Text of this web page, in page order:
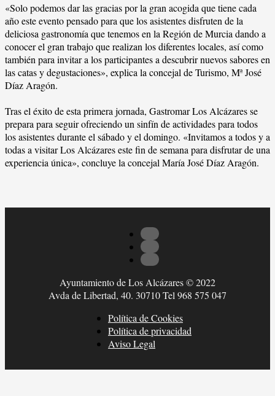
«Solo podemos dar las gracias por la gran acogida que tiene cada
año este evento pensado para que los asistentes disfruten de la
deliciosa gastronomía que tenemos en la Región de Murcia dando a
conocer el gran trabajo que realizan los diferentes locales, así como
también para invitar a los participantes a descubrir nuevos sabores en
las catas y degustaciones», explica la concejal de Turismo, Mª José
Díaz Aragón.
Tras el éxito de esta primera jornada, Gastromar Los Alcázares se
prepara para seguir ofreciendo un sinfín de actividades para todos
los asistentes durante el sábado y el domingo. «Invitamos a todos y a
todas a visitar Los Alcázares este fin de semana para disfrutar de una
experiencia única», concluye la concejal María José Díaz Aragón.
Ayuntamiento de Los Alcázares © 2022
Avda de Libertad, 40. 30710 Tel 968 575 047
Política de Cookies
Política de privacidad
Aviso Legal